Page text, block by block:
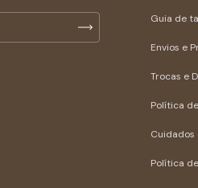
Guia de
Envios e
Trocas e
Política
Cuidados
Política